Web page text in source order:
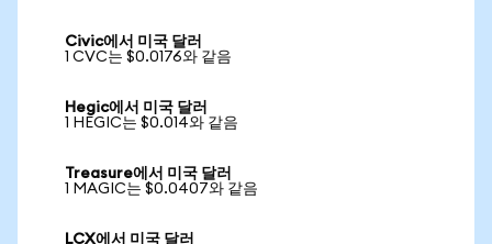
Civic에서 미국 달러
1 CVC는 $0.0176와 같음
Hegic에서 미국 달러
1 HEGIC는 $0.014와 같음
Treasure에서 미국 달러
1 MAGIC는 $0.0407와 같음
LCX에서 미국 달러